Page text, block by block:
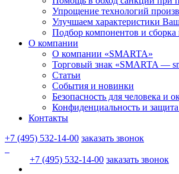
Упрощение технологий
Улучшаем характеристики
Подбор компонентов и
О компании
О компании «SMARTA»
Торговый знак «SMARTA —
Статьи
События и новинки
Безопасность для человека и
Конфиденциальность и
Контакты
+7 (495) 532-14-00 заказать звонок
+7 (495) 532-14-00 заказать звонок